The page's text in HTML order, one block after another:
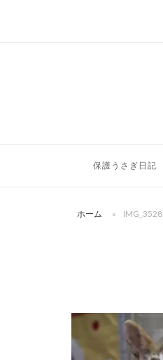
保護うさぎ日記
ホーム » IMG_3528